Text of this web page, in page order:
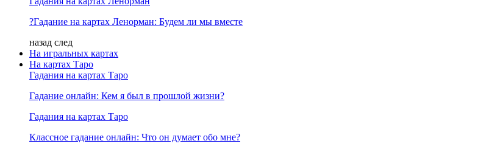
?Гадание на картах Ленорман: Будем ли мы вместе
назад след
На игральных картах
На картах Таро
Гадания на картах Таро
Гадание онлайн: Кем я был в прошлой жизни?
Гадания на картах Таро
Классное гадание онлайн: Что он думает обо мне?